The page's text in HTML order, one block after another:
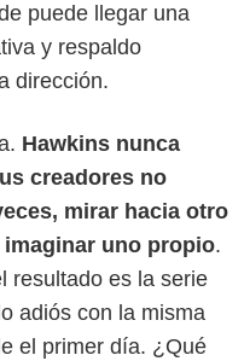
puede llegar una
y respaldo
dirección.
Hawkins nunca
creadores no
mirar hacia otro
uno propio.
resultado es la serie
adiós con la misma
el primer día. ¿Qué